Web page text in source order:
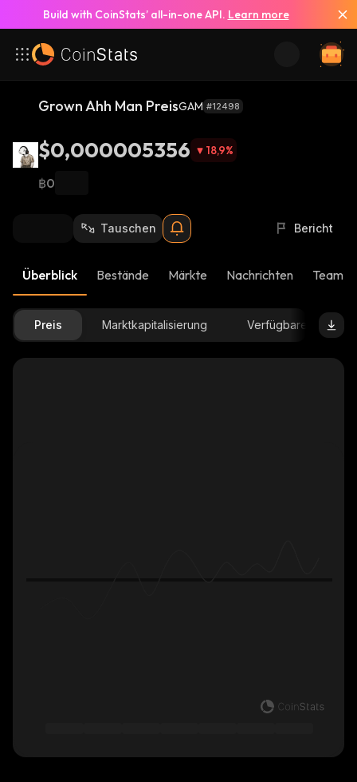
Build with CoinStats’ all-in-one API. Learn more
Grown Ahh Man PreisGAM #12498
$0,000005356 18,9%
฿0
Tauschen Bericht
Überblick Bestände Märkte Nachrichten Team-
Preis Marktkapitalisierung Verfügbare Menge